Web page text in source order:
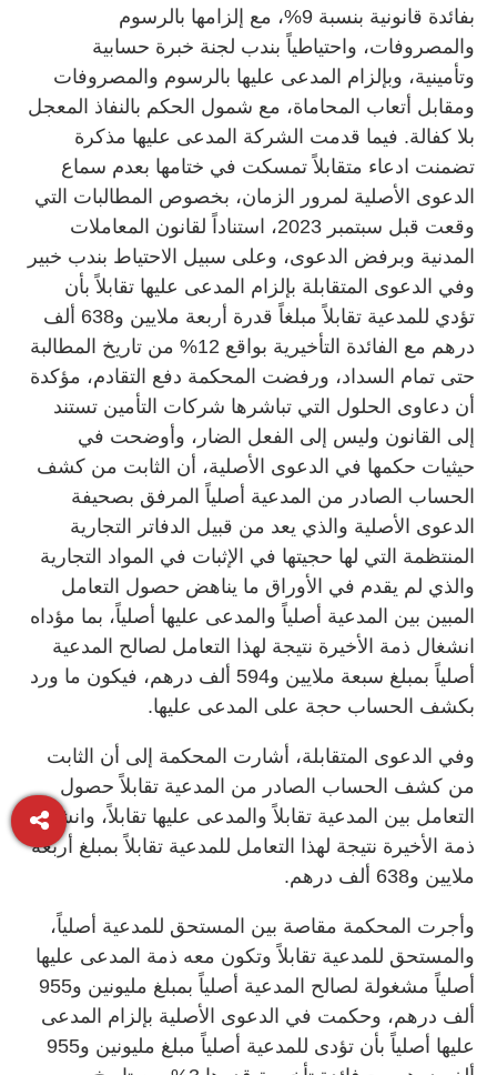
بفائدة قانونية بنسبة 9%، مع إلزامها بالرسوم
والمصروفات، واحتياطياً بندب لجنة خبرة حسابية
وتأمينية، وبإلزام المدعى عليها بالرسوم والمصروفات
ومقابل أتعاب المحاماة، مع شمول الحكم بالنفاذ المعجل
بلا كفالة. فيما قدمت الشركة المدعى عليها مذكرة
تضمنت ادعاء متقابلاً تمسكت في ختامها بعدم سماع
الدعوى الأصلية لمرور الزمان، بخصوص المطالبات التي
وقعت قبل سبتمبر 2023، استناداً لقانون المعاملات
المدنية وبرفض الدعوى، وعلى سبيل الاحتياط بندب خبير
وفي الدعوى المتقابلة بإلزام المدعى عليها تقابلاً بأن
تؤدي للمدعية تقابلاً مبلغاً قدرة أربعة ملايين و638 ألف
درهم مع الفائدة التأخيرية بواقع 12% من تاريخ المطالبة
حتى تمام السداد، ورفضت المحكمة دفع التقادم، مؤكدة
أن دعاوى الحلول التي تباشرها شركات التأمين تستند
إلى القانون وليس إلى الفعل الضار، وأوضحت في
حيثيات حكمها في الدعوى الأصلية، أن الثابت من كشف
الحساب الصادر من المدعية أصلياً المرفق بصحيفة
الدعوى الأصلية والذي يعد من قبيل الدفاتر التجارية
المنتظمة التي لها حجيتها في الإثبات في المواد التجارية
والذي لم يقدم في الأوراق ما يناهض حصول التعامل
المبين بين المدعية أصلياً والمدعى عليها أصلياً، بما مؤداه
انشغال ذمة الأخيرة نتيجة لهذا التعامل لصالح المدعية
أصلياً بمبلغ سبعة ملايين و594 ألف درهم، فيكون ما ورد
بكشف الحساب حجة على المدعى عليها.
وفي الدعوى المتقابلة، أشارت المحكمة إلى أن الثابت
من كشف الحساب الصادر من المدعية تقابلاً حصول
التعامل بين المدعية تقابلاً والمدعى عليها تقابلاً، وانشغال
ذمة الأخيرة نتيجة لهذا التعامل للمدعية تقابلاً بمبلغ أربعة
ملايين و638 ألف درهم.
وأجرت المحكمة مقاصة بين المستحق للمدعية أصلياً،
والمستحق للمدعية تقابلاً وتكون معه ذمة المدعى عليها
أصلياً مشغولة لصالح المدعية أصلياً بمبلغ مليونين و955
ألف درهم، وحكمت في الدعوى الأصلية بإلزام المدعى
عليها أصلياً بأن تؤدى للمدعية أصلياً مبلغ مليونين و955